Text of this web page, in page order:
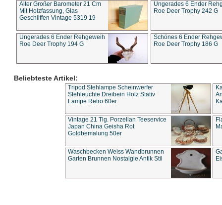
Alter Großer Barometer 21 Cm
Mit Holzfassung, Glas
Geschliffen Vintage 5319 19
Ungerades 6 Ender
Roe Deer Trophy 242 G
Ungerades 6 Ender Rehgeweih
Roe Deer Trophy 194 G
Schönes 6 Ender
Roe Deer Trophy 186 G
Beliebteste Artikel:
Tripod Stehlampe Scheinwerfer
Stehleuchte Dreibein Holz Stativ
Lampe Retro 60er
Vintage 21 Tlg. Porzellan Teeservice
Japan China Geisha Rot
Goldbemalung 50er
Waschbecken Weiss Wandbrunnen
Garten Brunnen Nostalgie Antik Stil